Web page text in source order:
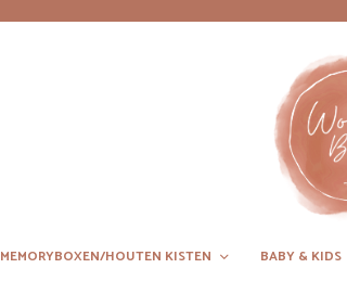
MEMORYBOXEN/HOUTEN KISTEN BABY & KIDS